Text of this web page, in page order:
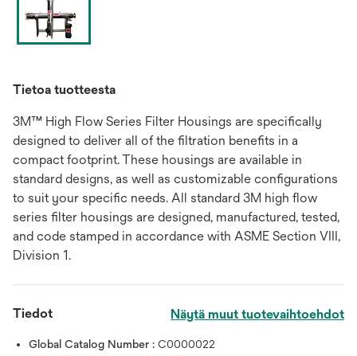
Tietoa tuotteesta
3M™ High Flow Series Filter Housings are specifically
designed to deliver all of the filtration benefits in a
compact footprint. These housings are available in
standard designs, as well as customizable configurations
to suit your specific needs. All standard 3M high flow
series filter housings are designed, manufactured, tested,
and code stamped in accordance with ASME Section VIII,
Division 1.
Tiedot Näytä muut tuotevaihtoehdot
Global Catalog Number : C0000022